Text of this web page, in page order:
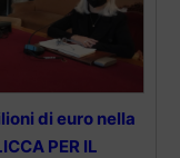
di euro nella
PER IL